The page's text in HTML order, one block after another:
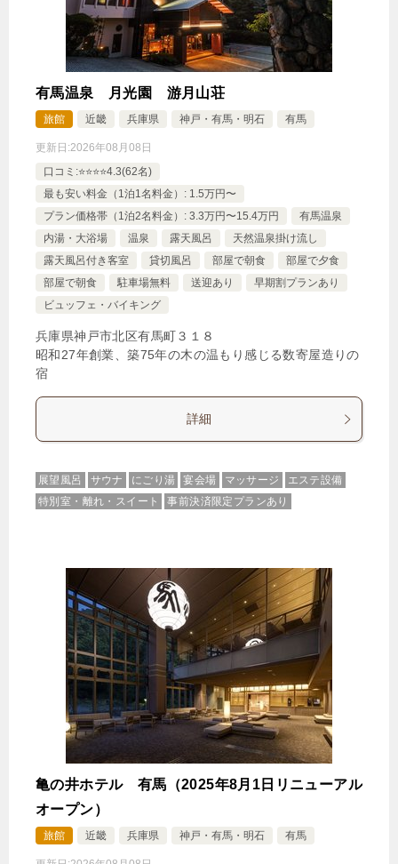
有馬温泉 月光園 游月山荘
旅館 近畿 兵庫県 神戸・有馬・明石 有馬
更新日:2026年08月08日
口コミ:⭐️⭐️⭐️⭐️4.3(62名)
最も安い料金（1泊1名料金）: 1.5万円〜
プラン価格帯（1泊2名料金）: 3.3万円〜15.4万円
有馬温泉
内湯・大浴場
温泉 露天風呂
天然温泉掛け流し
露天風呂付き客室
貸切風呂 部屋で朝食
部屋で夕食
部屋で朝食
駐車場無料 送迎あり
早期割プランあり
ビュッフェ・バイキング
兵庫県神戸市北区有馬町３１８
昭和27年創業、築75年の木の温もり感じる数寄屋造りの
宿
詳細
展望風呂 サウナ にごり湯 宴会場 マッサージ
エステ設備
特別室・離れ・スイート
事前決済限定プランあり
亀の井ホテル 有馬（2025年8月1日リニューアル
オープン）
旅館 近畿 兵庫県 神戸・有馬・明石 有馬